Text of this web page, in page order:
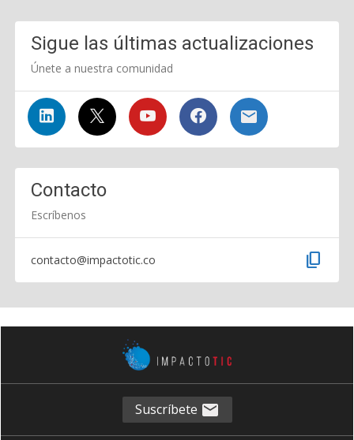
Sigue las últimas actualizaciones
Únete a nuestra comunidad
Contacto
Escríbenos
contacto@impactotic.co content_copy
Suscríbete